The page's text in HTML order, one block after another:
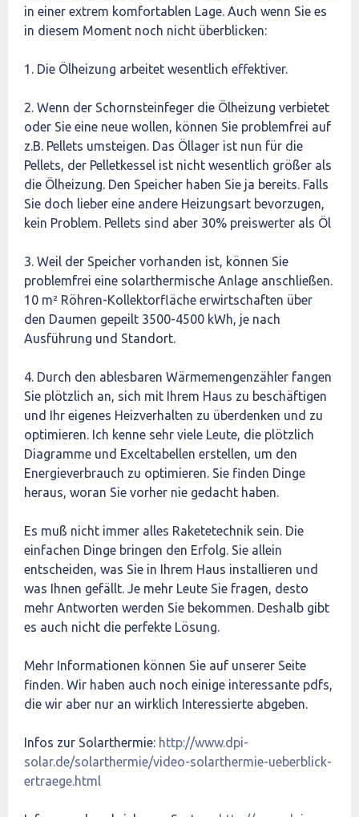
in einer extrem komfortablen Lage. Auch wenn Sie es
in diesem Moment noch nicht überblicken:
1. Die Ölheizung arbeitet wesentlich effektiver.
2. Wenn der Schornsteinfeger die Ölheizung verbietet
oder Sie eine neue wollen, können Sie problemfrei auf
z.B. Pellets umsteigen. Das Öllager ist nun für die
Pellets, der Pelletkessel ist nicht wesentlich größer als
die Ölheizung. Den Speicher haben Sie ja bereits. Falls
Sie doch lieber eine andere Heizungsart bevorzugen,
kein Problem. Pellets sind aber 30% preiswerter als Öl
3. Weil der Speicher vorhanden ist, können Sie
problemfrei eine solarthermische Anlage anschließen.
10 m² Röhren-Kollektorfläche erwirtschaften über
den Daumen gepeilt 3500-4500 kWh, je nach
Ausführung und Standort.
4. Durch den ablesbaren Wärmemengenzähler fangen
Sie plötzlich an, sich mit Ihrem Haus zu beschäftigen
und Ihr eigenes Heizverhalten zu überdenken und zu
optimieren. Ich kenne sehr viele Leute, die plötzlich
Diagramme und Exceltabellen erstellen, um den
Energieverbrauch zu optimieren. Sie finden Dinge
heraus, woran Sie vorher nie gedacht haben.
Es muß nicht immer alles Raketetechnik sein. Die
einfachen Dinge bringen den Erfolg. Sie allein
entscheiden, was Sie in Ihrem Haus installieren und
was Ihnen gefällt. Je mehr Leute Sie fragen, desto
mehr Antworten werden Sie bekommen. Deshalb gibt
es auch nicht die perfekte Lösung.
Mehr Informationen können Sie auf unserer Seite
finden. Wir haben auch noch einige interessante pdfs,
die wir aber nur an wirklich Interessierte abgeben.
Infos zur Solarthermie: http://www.dpi-
solar.de/solarthermie/video-solarthermie-ueberblick-
ertraege.html